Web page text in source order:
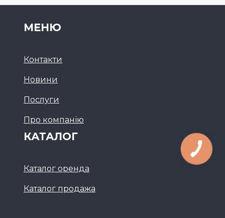
МЕНЮ
Контакти
Новини
Послуги
Про компанію
КАТАЛОГ
Каталог оренда
Каталог продажа